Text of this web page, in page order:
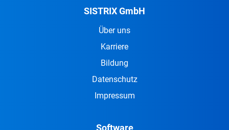
SISTRIX GmbH
Über uns
Karriere
Bildung
Datenschutz
Impressum
Software